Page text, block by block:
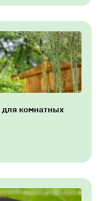
комнатных